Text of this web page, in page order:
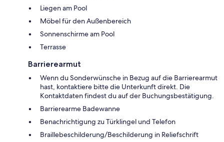
Liegen am Pool
Möbel für den Außenbereich
Sonnenschirme am Pool
Terrasse
Barrierearmut
Wenn du Sonderwünsche in Bezug auf die Barrierearmut
hast, kontaktiere bitte die Unterkunft direkt. Die
Kontaktdaten findest du auf der Buchungsbestätigung.
Barrierearme Badewanne
Benachrichtigung zu Türklingel und Telefon
Braillebeschilderung/Beschilderung in Reliefschrift